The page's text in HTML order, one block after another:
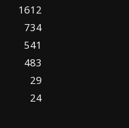
1612
734
541
483
29
24